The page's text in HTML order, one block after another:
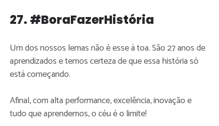
27. #BoraFazerHistória
Um dos nossos lemas não é esse à toa. São 27 anos de
aprendizados e temos certeza de que essa história só
está começando.
Afinal, com alta performance, excelência, inovação e
tudo que aprendemos, o céu é o limite!